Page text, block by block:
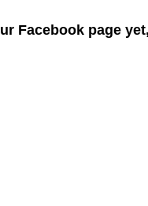
Facebook page yet,